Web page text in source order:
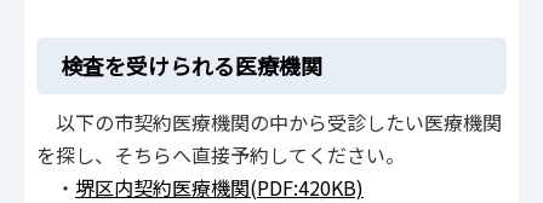
検査を受けられる医療機関
以下の市契約医療機関の中から受診したい医療機関
を探し、そちらへ直接予約してください。
・ 堺区内契約医療機関(PDF:420KB)